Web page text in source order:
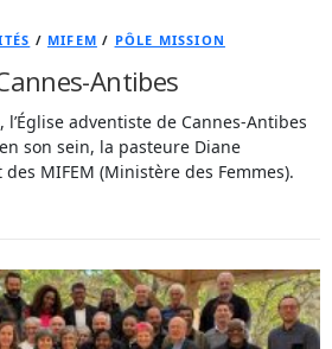
/ MIFEM / PÔLE MISSION
Antibes
l’Église adventiste de Cannes-Antibes
son sein, la pasteure Diane
MIFEM (Ministère des Femmes).